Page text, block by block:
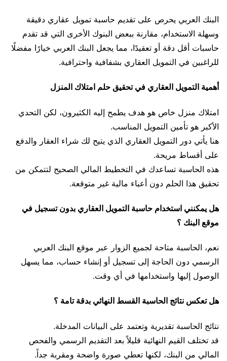
البنك العربي يحرص على تقديم حاسبة تمويل عقاري دقيقة
وسهلة الاستخدام، مقارنة ببعض البنوك الأخرى التي قد تقدم
حاسبات أقل دقة أو تعقيدًا، مما يجعل البنك العربي خيارًا مفضلًا
للراغبين في التمويل العقاري بشفافية واحترافية.
أهمية التمويل العقاري في تحقيق حلم امتلاك المنزل
امتلاك منزل خاص هو هدف يطمح إليه الكثيرون، لكن التحدي
الأكبر هو تأمين التمويل المناسب.
هنا يأتي دور التمويل العقاري الذي يتيح لك شراء العقار والدفع
على أقساط مريحة.
هذه الحاسبة تساعدك في التخطيط المالي الصحيح لتتمكن من
تحقيق هذا الحلم دون أعباء مالية غير متوقعة.
هل يمكنني استخدام حاسبة التمويل العقاري بدون تسجيل في
موقع البنك ؟
نعم، الحاسبة متاحة لجميع الزوار عبر موقع البنك العربي
الرسمي دون الحاجة إلى تسجيل أو إنشاء حساب، مما يسهل
الوصول إليها واستخدامها في أي وقت.
هل تعكس نتائج الحاسبة القسط النهائي بدقة تامة ؟
نتائج الحاسبة تقديرية وتعتمد على البيانات المدخلة.
قد تختلف القيم النهائية قليلاً بعد التقديم الرسمي والفحص
المالي من البنك، لكنها تعطي صورة واضحة ومقربة جداً.